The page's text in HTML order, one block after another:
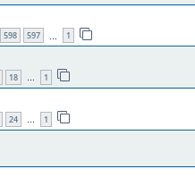
1
597
598
1
…
18
1
24